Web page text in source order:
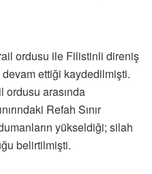
ordusu ile Filistinli direniş
devam ettiği kaydedilmişti.
ordusu arasında
Refah Sınır
yükseldiği; silah
belirtilmişti.